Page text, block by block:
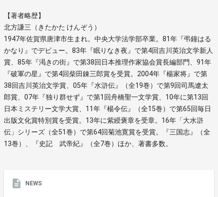
【著者略歴】
北方謙三（きたかた けんぞう）
1947年佐賀県唐津市生まれ。中央大学法学部卒業。81年『弔鐘はる
かなり』でデビュー。83年『眠りなき夜』で第4回吉川英治文学新人
賞、85年『渇きの街』で第38回日本推理作家協会賞長編部門、91年
『破軍の星』で第4回柴田錬三郎賞を受賞。2004年『楊家将』で第
38回吉川英治文学賞、05年『水滸伝』（全19巻）で第9回司馬遼太
郎賞、07年『独り群せず』で第1回舟橋聖一文学賞、10年に第13回
日本ミステリー文学大賞、11年『楊令伝』（全15巻）で第65回毎日
出版文化賞特別賞を受賞。13年に紫綬褒章を受章。16年「大水滸
伝」シリーズ（全51巻）で第64回菊池寛賞を受賞。『三国志』（全
13巻）、『史記 武帝紀』（全7巻）ほか、著書多数。
NEWS